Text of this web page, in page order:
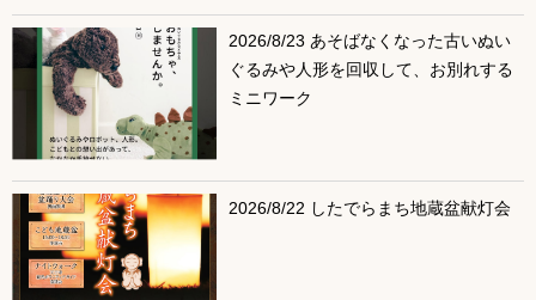
2026/8/23 あそばなくなった古いぬい
ぐるみや人形を回収して、お別れする
ミニワーク
2026/8/22 したでらまち地蔵盆献灯会